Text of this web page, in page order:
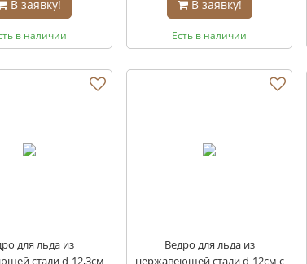
В заявку!
в наличии
В заявку!
Есть в наличии
для льда из
стали d-12,3см
Ведро для льда из
нержавеющей стали d-12см с